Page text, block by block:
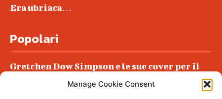
Manage Cookie Consent
Era ubriaca…
Popolari
Gretchen Dow Simpson e le sue cover per il